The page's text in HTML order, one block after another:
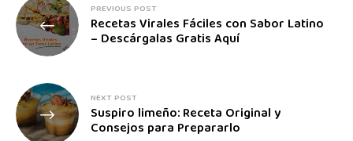
PREVIOUS POST
Recetas Virales Fáciles con Sabor Latino
– Descárgalas Gratis Aquí
NEXT POST
Suspiro limeño: Receta Original y
Consejos para Prepararlo